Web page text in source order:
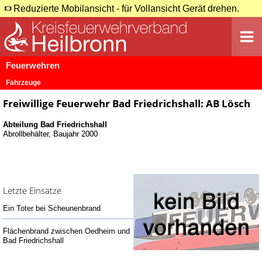
Reduzierte Mobilansicht - für Vollansicht Gerät drehen.
Feuerwehren
Fahrzeuge
Freiwillige Feuerwehr Bad Friedrichshall: AB Lösch
Abteilung Bad Friedrichshall
Abrollbehälter, Baujahr 2000
Letzte Einsätze
Ein Toter bei Scheunenbrand
Flächenbrand zwischen Oedheim und
Bad Friedrichshall